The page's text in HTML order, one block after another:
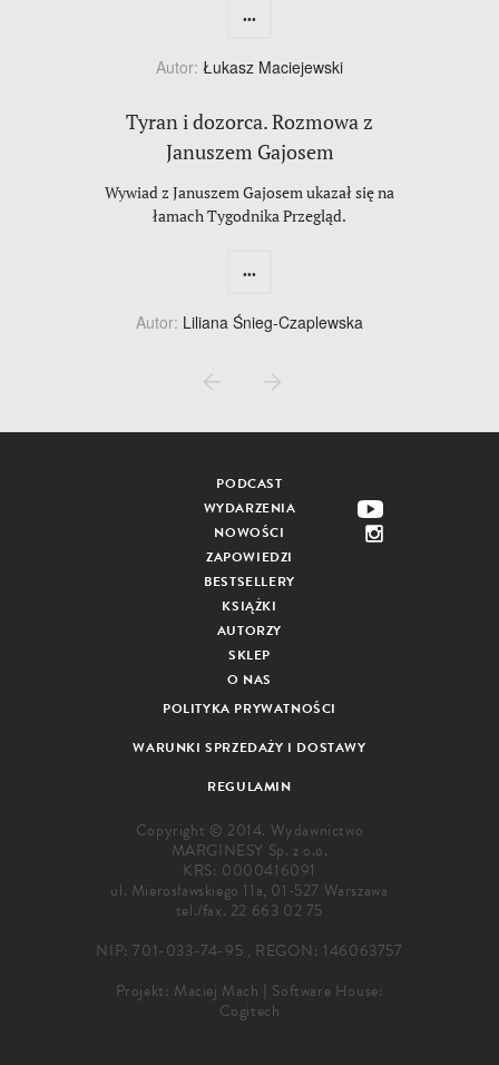
...
Autor: Łukasz Maciejewski
Tyran i dozorca. Rozmowa z
Januszem Gajosem
Wywiad z Januszem Gajosem ukazał się na
łamach Tygodnika Przegląd.
...
Autor: Liliana Śnieg-Czaplewska
PODCAST
WYDARZENIA
NOWOŚCI
ZAPOWIEDZI
BESTSELLERY
KSIĄŻKI
AUTORZY
SKLEP
O NAS
POLITYKA PRYWATNOŚCI
WARUNKI SPRZEDAŻY I DOSTAWY
REGULAMIN
Copyright © 2014. Wydawnictwo
MARGINESY Sp. z o.o.
KRS: 0000416091
ul. Mierosławskiego 11a, 01-527 Warszawa
tel./fax. 22 663 02 75
NIP: 701-033-74-95 , REGON: 146063757
Projekt: Maciej Mach | Software House:
Cogitech